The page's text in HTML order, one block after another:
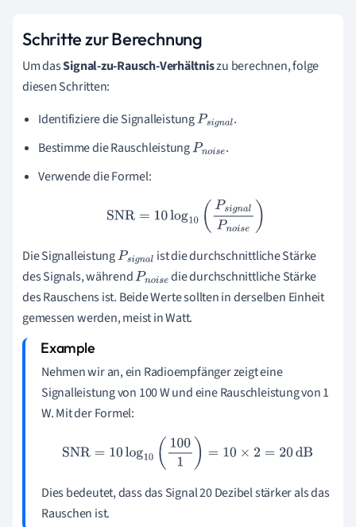
Schritte zur Berechnung
Um dasSignal-zu-Rausch-Verhältniszu berechnen, folge
diesen Schritten:
Identifiziere die SignalleistungPsigna
l
.
Bestimme die RauschleistungPnois .
Verwende die Formel:
SNR= 10 log10(P gn alPnoise )
Die SignalleistungPsigna
l
ist die durchschnittliche Stärke
des Signals, währendPnois
e
die durchschnittliche Stärke
des Rauschens ist. Beide Werte sollten in derselben Einheit
gemessen werden, meist in Watt.
Nehmen wir an, ein Radioempfänger zeigt eine
Signalleistung von 100 W und eine Rauschleistung von 1
W. Mit der Formel:
SNR=10 log10(100 1 =10×2 =20dB
Dies bedeutet, dass das Signal 20 Dezibel stärker als das
Rauschen ist.